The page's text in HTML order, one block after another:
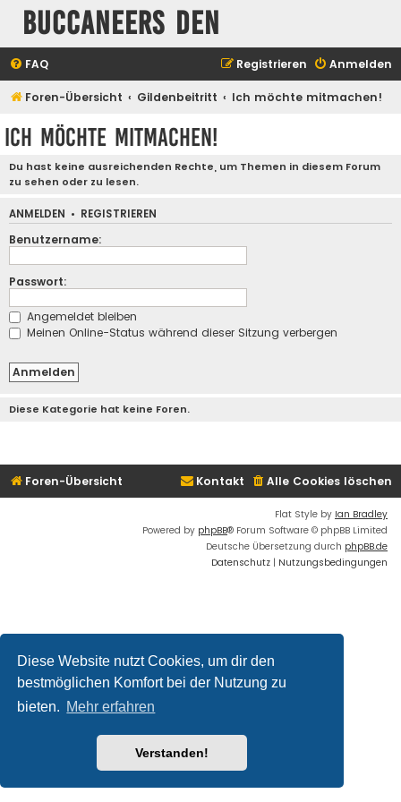
Diese Website nutzt Cookies, um dir den
bestmöglichen Komfort bei der Nutzung zu
bieten. Mehr erfahren
Verstanden!
Buccaneers Den
FAQ Anmelden
Registrieren
Foren-Übersicht Gildenbeitritt Ich möchte mitmachen!
Ich möchte mitmachen!
Du hast keine ausreichenden Rechte, um Themen in diesem Forum
zu sehen oder zu lesen.
ANMELDEN • REGISTRIEREN
Benutzername:
Passwort:
Angemeldet bleiben
Meinen Online-Status während dieser Sitzung verbergen
Diese Kategorie hat keine Foren.
Foren-Übersicht Alle Cookies löschen
Kontakt
Flat Style by Ian Bradley
Powered by phpBB® Forum Software © phpBB Limited
Deutsche Übersetzung durch phpBB.de
Datenschutz | Nutzungsbedingungen